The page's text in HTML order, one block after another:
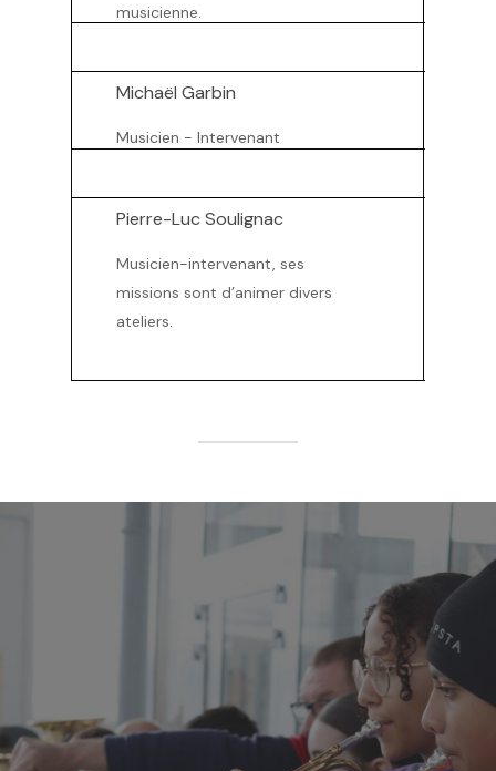
musicienne.
Michaël Garbin
Musicien - Intervenant
Pierre-Luc Soulignac
Musicien-intervenant, ses
missions sont d’animer divers
ateliers.